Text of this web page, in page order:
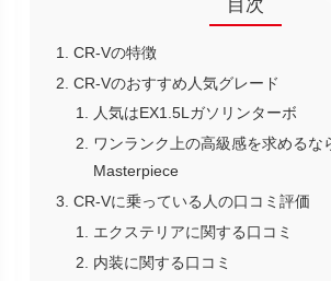
目次
CR-Vの特徴
CR-Vのおすすめ人気グレード
人気はEX1.5Lガソリンターボ
ワンランク上の高級感を求めるな
Masterpiece
CR-Vに乗っている人の口コミ評価
エクステリアに関する口コミ
内装に関する口コミ